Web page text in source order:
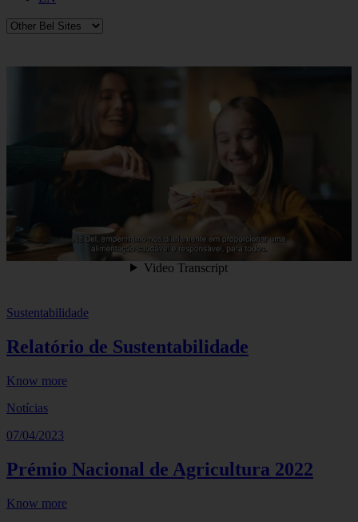
Sustentabilidade
Relatório de Sustentabilidade
Know more
Notícias
07/04/2023
Prémio Nacional de Agricultura 2022
Know more